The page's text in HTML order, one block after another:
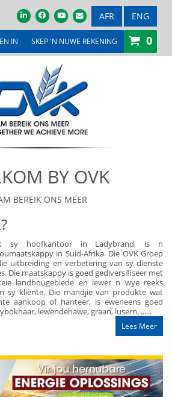
AFR ENG
IN SKEP 'N NUWE REKENING 0
BY OVK
BEREIK ONS MEER
sy hoofkantoor in Ladybrand, is n
in Suid-Afrika. Die OVK Groep
uitbreiding en verbetering van sy dienste
Die maatskappy is goed gediversifiseer met
landbougebiede en lewer n wye reeks
sy kliënte. Die mandjie van produkte wat
aankoop of hanteer, is eweneens goed
lewendehawe, graan, lusern, ......
Lees Meer